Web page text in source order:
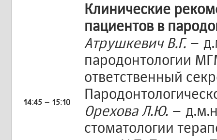
14:45 – 15:10
Клинические
пациентов в
Атрушкевич В.Г.–
пародонтологии
ответственный
Орехова Л.Ю. –
стоматологии